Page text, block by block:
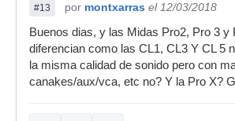
#13 por montxarras el 12/03/2018
Buenos dias, y las Midas Pro2, Pro 3 y
diferencian como las CL1, CL3 Y CL 5
la misma calidad de sonido pero con
canakes/aux/vca, etc no? Y la Pro X?